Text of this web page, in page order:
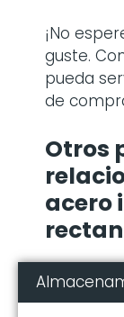
¡No
guste.
pueda
de
Otros
acero